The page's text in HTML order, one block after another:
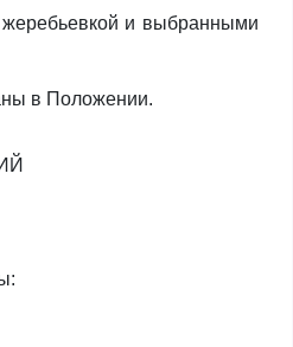
жеребьевкой и выбранными
в Положении.